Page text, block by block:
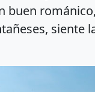
buen
siente